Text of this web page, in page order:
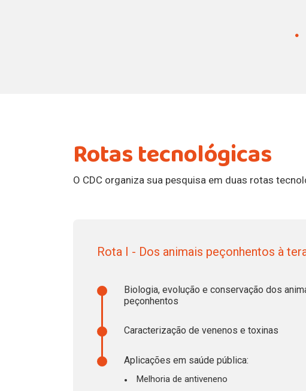
Rotas tecnológicas
O CDC organiza sua pesquisa em duas rotas
Rota I - Dos animais peçonhentos à
Biologia, evolução e conservação dos
peçonhentos
Caracterização de venenos e toxinas
Aplicações em saúde pública:
Melhoria de antiveneno